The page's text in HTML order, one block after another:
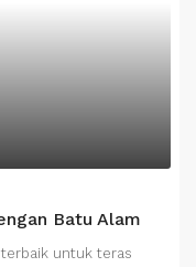
Batu Alam
untuk teras